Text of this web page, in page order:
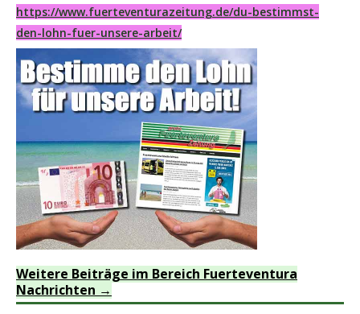
https://www.fuerteventurazeitung.de/du-bestimmst-
den-lohn-fuer-unsere-arbeit/
Weitere Beiträge im Bereich Fuerteventura
Nachrichten